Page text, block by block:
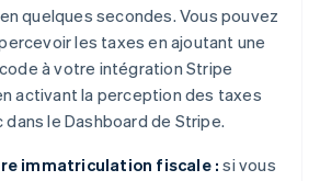
quelques secondes. Vous pouvez
les taxes en ajoutant une
à votre intégration Stripe
activant la perception des taxes
dans le Dashboard de Stripe.
immatriculation fiscale : si vous